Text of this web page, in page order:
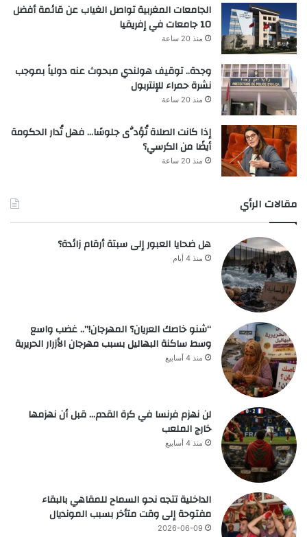
الجامعات المغربية تواصل الغياب عن قائمة أفضل
10 جامعات في إفريقيا
منذ 20 ساعة
وجدة.. توقيف هولندي مبحوث عنه دولياً بموجب
نشرة حمراء للإنتربول
منذ 20 ساعة
إذا كانت الصلاة تُؤدَّى جلوسًا… فهل تُدار الحكومة
أيضًا من الكرسي؟
منذ 20 ساعة
مقالات الرأي
هل ضحايا العبور إلى سبتة أرقام زائدة؟
منذ 4 أيام
“شنو خاصك العريان؟ المهرجان!”.. غضب واسع
وسط ساكنة البهاليل بسبب مهرجان الأزرار الحريرية
منذ 4 أسابيع
لن نهزم فرنسا في كرة القدم… قبل أن نهزمها
خارج الملعب
منذ 4 أسابيع
الداخلية تتجه نحو السماح للمقاهي بالبقاء
مفتوحة إلى وقت متأخر بسبب المونديال
2026-06-09